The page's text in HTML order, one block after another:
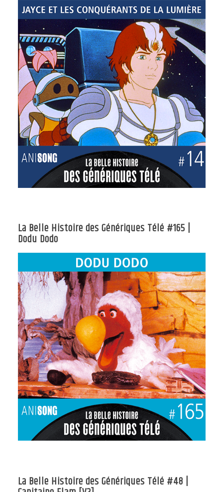
La Belle Histoire des Génériques Télé #165 |
Dodu Dodo
La Belle Histoire des Génériques Télé #48 |